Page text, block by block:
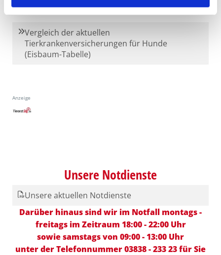
Vergleich der aktuellen
Tierkrankenversicherungen für Hunde
(Eisbaum-Tabelle)
Anzeige
Unsere Notdienste
Unsere aktuellen Notdienste
Darüber hinaus sind wir im Notfall montags -
freitags im Zeitraum 18:00 - 22:00 Uhr
sowie samstags von 09:00 - 13:00 Uhr
unter der Telefonnummer 03838 - 233 23 für Sie